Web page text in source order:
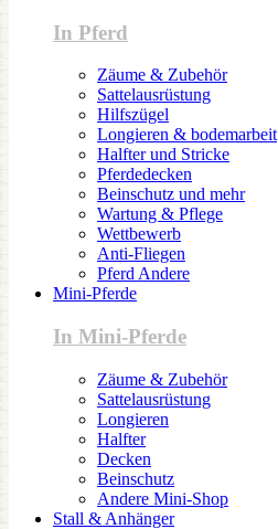
In Pferd
Zäume & Zubehör
Sattelausrüstung
Hilfszügel
Longieren & bodemarbeit
Halfter und Stricke
Pferdedecken
Beinschutz und mehr
Wartung & Pflege
Wettbewerb
Anti-Fliegen
Pferd Andere
Mini-Pferde
In Mini-Pferde
Zäume & Zubehör
Sattelausrüstung
Longieren
Halfter
Decken
Beinschutz
Andere Mini-Shop
Stall & Anhänger